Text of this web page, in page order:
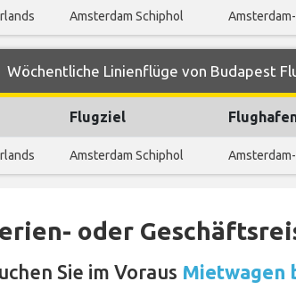
Amsterdam Schiphol
Wöchentliche Linienflüge von Budapest
Flugziel
Amsterdam Schiphol
oder
Sie im Voraus Mietwagen